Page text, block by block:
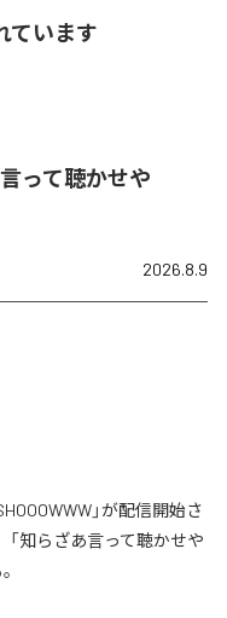
ています
って聴かせや
2026.8.9
」が配信開始さ
知らざあ言って聴かせや